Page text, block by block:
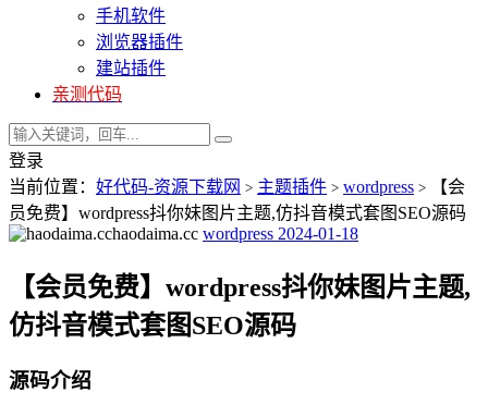
手机软件
浏览器插件
建站插件
亲测代码
登录
当前位置： 好代码-资源下载网 > 主题插件 > wordpress > 【会
员免费】wordpress抖你妹图片主题,仿抖音模式套图SEO源码
haodaima.cc wordpress 2024-01-18
【会员免费】wordpress抖你妹图片主题,
仿抖音模式套图SEO源码
源码介绍